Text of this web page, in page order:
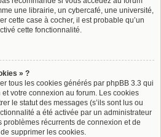
une librairie, un cybercafé, une université,
cette case à cocher, il est probable qu’un
cette fonctionnalité.
» ?
tous les cookies générés par phpBB 3.3 qui
votre connexion au forum. Les cookies
le statut des messages (s’ils sont lus ou
a été activée par un administrateur
problèmes récurrents de connexion et de
supprimer les cookies.